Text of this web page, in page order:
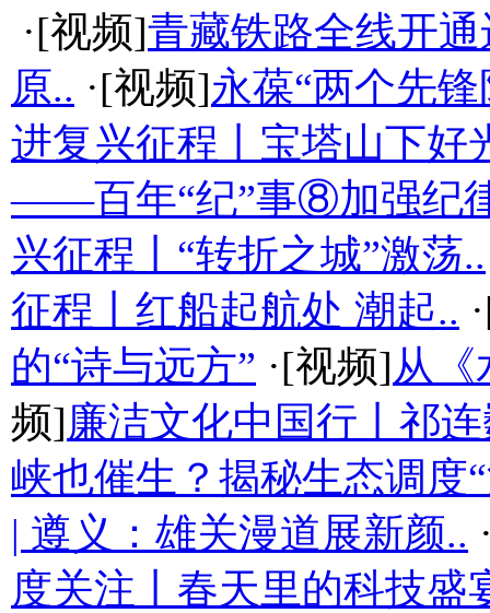
·[视频]青藏铁路全线开
原.. ·[视频]永葆“两个先
进复兴征程丨宝塔山下好
——百年“纪”事⑧加强纪
兴征程丨“转折之城”激荡..
征程丨红船起航处 潮起..
的“诗与远方” ·[视频]从《
频]廉洁文化中国行丨祁
峡也催生？揭秘生态调度
| 遵义：雄关漫道展新颜..
度关注丨春天里的科技盛